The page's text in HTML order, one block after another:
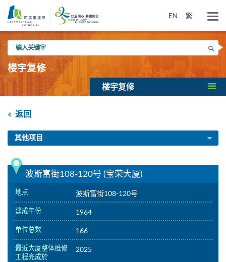
内
EN 繁
入
关
键
搜寻
楼宇复修
楼宇复修
返回
其他项目
波斯富街108-120号 (宝荣大厦)
地点 波斯富街108-120号
建成年份 1964
单位总数 166
最近大厦整体维修
工程完成於
2025